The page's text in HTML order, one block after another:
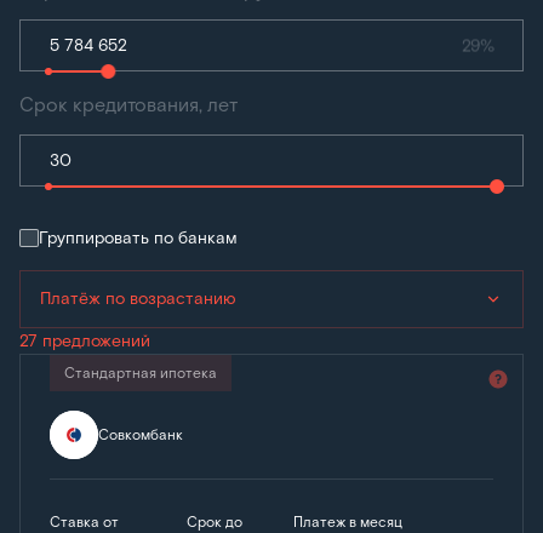
29%
Срок кредитования, лет
Группировать по банкам
Платёж по возрастанию
27 предложений
Стандартная ипотека
Совкомбанк
Ставка от Срок до Платеж в месяц